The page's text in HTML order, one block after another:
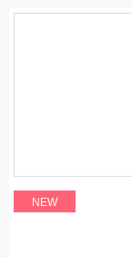
NEW